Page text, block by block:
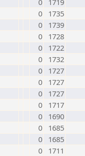
0
1719
0
1735
0
1739
0
1728
0
1722
0
1732
0
1727
0
1727
0
1727
0
1717
0
1690
0
1685
0
1685
0
1711